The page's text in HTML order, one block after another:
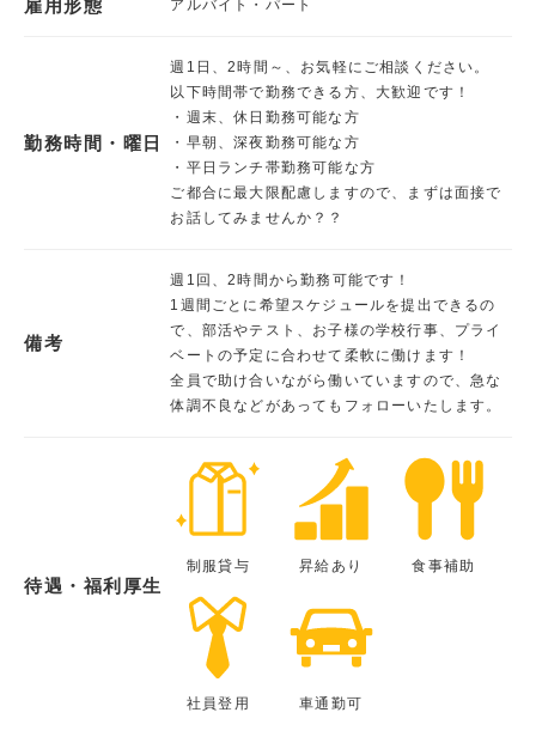
雇用形態 アルバイト・パート
勤務時間・曜日
週1日、2時間～、お気軽にご相談ください。
以下時間帯で勤務できる方、大歓迎です！
・週末、休日勤務可能な方
・早朝、深夜勤務可能な方
・平日ランチ帯勤務可能な方
ご都合に最大限配慮しますので、まずは面接で
お話してみませんか？？
備考
週1回、2時間から勤務可能です！
1週間ごとに希望スケジュールを提出できるの
で、部活やテスト、お子様の学校行事、プライ
ベートの予定に合わせて柔軟に働けます！
全員で助け合いながら働いていますので、急な
体調不良などがあってもフォローいたします。
待遇・福利厚生
制服貸与 昇給あり 食事補助
社員登用 車通勤可